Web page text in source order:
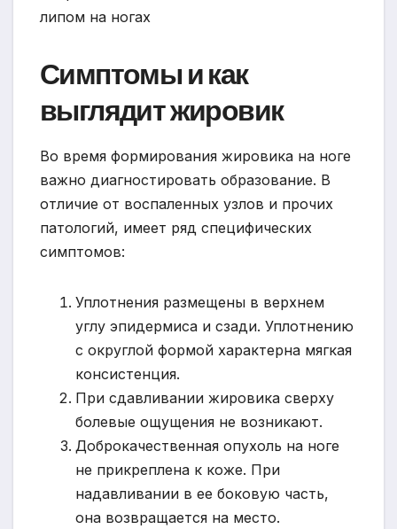
Симптомы и как
выглядит жировик
Во время формирования жировика на ноге
важно диагностировать образование. В
отличие от воспаленных узлов и прочих
патологий, имеет ряд специфических
симптомов:
Уплотнения размещены в верхнем
углу эпидермиса и сзади. Уплотнению
с округлой формой характерна мягкая
консистенция.
При сдавливании жировика сверху
болевые ощущения не возникают.
Доброкачественная опухоль на ноге
не прикреплена к коже. При
надавливании в ее боковую часть,
она возвращается на место.